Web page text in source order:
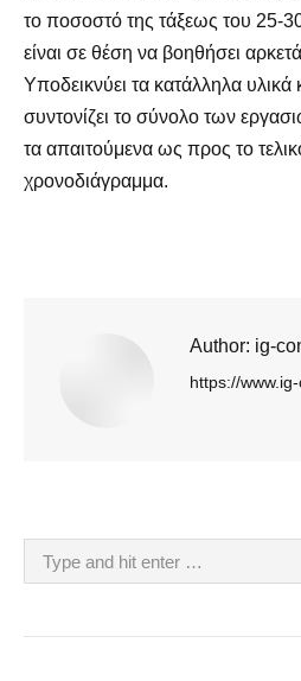
το ποσοστό της τάξεως του 25-
είναι σε θέση να βοηθήσει αρκετά
Υποδεικνύει τα κατάλληλα υλικά
συντονίζει το σύνολο των
τα απαιτούμενα ως προς το
χρονοδιάγραμμα.
Author: ig-
https://
Search: